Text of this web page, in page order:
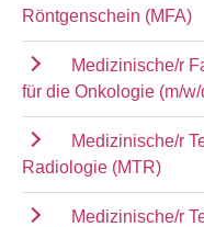
Röntgenschein (MFA)
Medizinische/r
für die Onkologie (m/w/
Medizinische/r
Radiologie (MTR)
Medizinische/r